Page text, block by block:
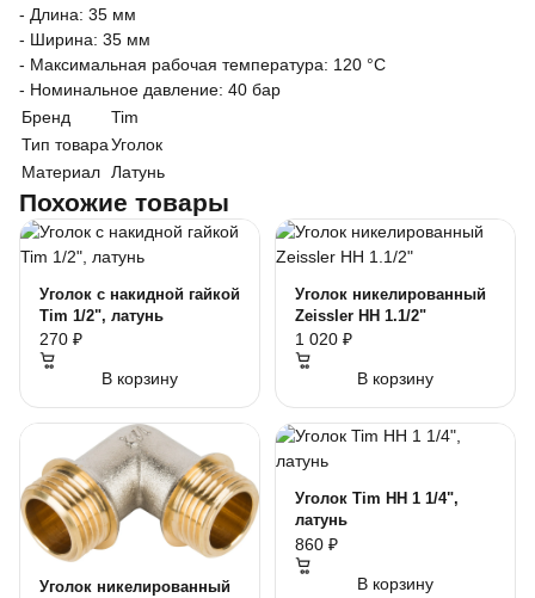
- Длина: 35 мм
- Ширина: 35 мм
- Максимальная рабочая температура: 120 °С
- Номинальное давление: 40 бар
Бренд
Tim
Тип товараУголок
Материал Латунь
Похожие товары
Уголок с накидной гайкой
Tim 1/2", латунь
270 ₽
В корзину
Уголок никелированный
Zeissler НН 1.1/2"
1 020 ₽
В корзину
Уголок никелированный
Уголок Tim НН 1 1/4",
латунь
860 ₽
В корзину